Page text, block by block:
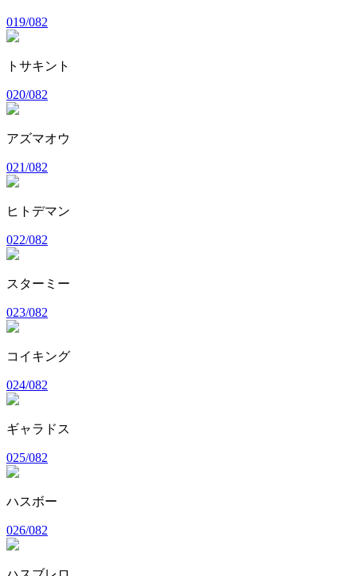
019/082
トサキント
020/082
アズマオウ
021/082
ヒトデマン
022/082
スターミー
023/082
コイキング
024/082
ギャラドス
025/082
ハスボー
026/082